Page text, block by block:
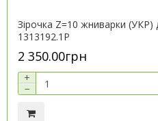
Зірочка Z=10 жниварки (УКР)
1313192.1P
2 350.00грн
+
−